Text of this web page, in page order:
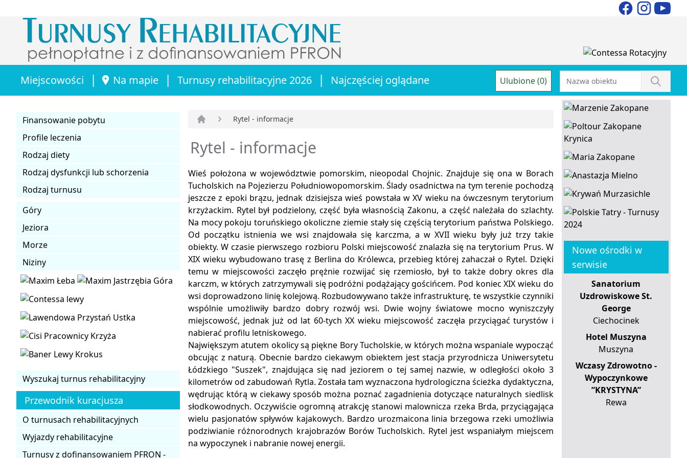
Miejscowości | Na mapie | Turnusy rehabilitacyjne 2026 | Najczęściej oglądane Ulubione (0)
Finansowanie pobytu
Profile leczenia
Rodzaj diety
Rodzaj dysfunkcji lub schorzenia
Rodzaj turnusu
Góry
Jeziora
Morze
Niziny
Wyszukaj turnus rehabilitacyjny
Przewodnik kuracjusza
O turnusach rehabilitacyjnych
Wyjazdy rehabilitacyjne
Turnusy z dofinansowaniem PFRON -
Rytel - informacje
Rytel - informacje
Wieś położona w województwie pomorskim, nieopodal Chojnic. Znajduje się ona w Borach
Tucholskich na Pojezierzu Południowopomorskim. Ślady osadnictwa na tym terenie pochodzą
jeszcze z epoki brązu, jednak dzisiejsza wieś powstała w XV wieku na ówczesnym terytorium
krzyżackim. Rytel był podzielony, część była własnością Zakonu, a część należała do szlachty.
Na mocy pokoju toruńskiego okoliczne ziemie stały się częścią terytorium państwa Polskiego.
Od początku istnienia we wsi znajdowała się karczma, a w XVII wieku były już trzy takie
obiekty. W czasie pierwszego rozbioru Polski miejscowość znalazła się na terytorium Prus. W
XIX wieku wybudowano trasę z Berlina do Królewca, przebieg której zahaczał o Rytel. Dzięki
temu w miejscowości zaczęło prężnie rozwijać się rzemiosło, był to także dobry okres dla
karczm, w których zatrzymywali się podróżni podążający gościńcem. Pod koniec XIX wieku do
wsi doprowadzono linię kolejową. Rozbudowywano także infrastrukturę, te wszystkie czynniki
wspólnie umożliwiły bardzo dobry rozwój wsi. Dwie wojny światowe mocno wyniszczyły
miejscowość, jednak już od lat 60-tych XX wieku miejscowość zaczęła przyciągać turystów i
nabierać profilu letniskowego.
Największym atutem okolicy są piękne Bory Tucholskie, w których można wspaniale wypocząć
obcując z naturą. Obecnie bardzo ciekawym obiektem jest stacja przyrodnicza Uniwersytetu
Łódzkiego "Suszek", znajdująca się nad jeziorem o tej samej nazwie, w odległości około 3
kilometrów od zabudowań Rytla. Została tam wyznaczona hydrologiczna ścieżka dydaktyczna,
wędrując którą w ciekawy sposób można poznać zagadnienia dotyczące naturalnych siedlisk
słodkowodnych. Oczywiście ogromną atrakcję stanowi malownicza rzeka Brda, przyciągająca
wielu pasjonatów spływów kajakowych. Bardzo urozmaicona linia brzegowa rzeki umożliwia
podziwianie różnorodnych krajobrazów Borów Tucholskich. Rytel jest wspaniałym miejscem
na wypoczynek i nabranie nowej energii.
Nowe ośrodki w
serwisie
Sanatorium
Uzdrowiskowe St.
George
Ciechocinek
Hotel Muszyna
Muszyna
Wczasy Zdrowotno -
Wypoczynkowe
”KRYSTYNA”
Rewa